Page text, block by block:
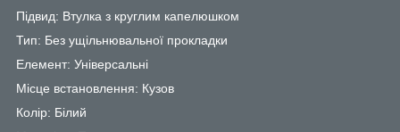
Підвид: Втулка з круглим капелюшком
Тип: Без ущільнювальної прокладки
Елемент: Універсальні
Місце встановлення: Кузов
Колір: Білий